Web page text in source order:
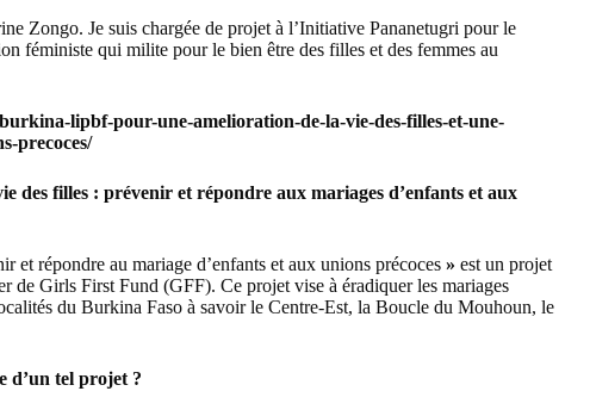
Zongo. Je suis chargée de projet à l’Initiative Pananetugri pour le
féministe qui milite pour le bien être des filles et des femmes au
lipbf-pour-une-amelioration-de-la-vie-des-filles-et-une-
precoces/
des filles : prévenir et répondre aux mariages d’enfants et aux
répondre au mariage d’enfants et aux unions précoces » est un projet
de Girls First Fund (GFF). Ce projet vise à éradiquer les mariages
du Burkina Faso à savoir le Centre-Est, la Boucle du Mouhoun, le
d’un tel projet ?